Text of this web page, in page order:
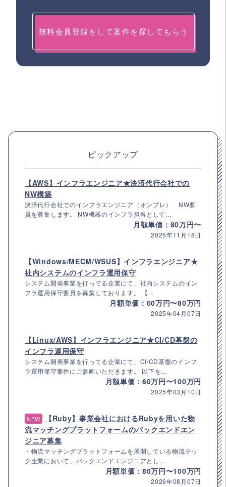
無料会員登録をして案件を探してもらう
ピックアップ
【AWS】インフラエンジニア★決済代行会社での
NW構築
決済代行会社でのインフラエンジニア（オンプレ） NW要
員を募集します。 NW機器のインフラ担当として...
月額単価：80万円〜
2025年11月18日
【Windows/MECM/WSUS】インフラエンジニア★
社内システムのインフラ運用保守
システム開発事業を行ってる企業にて、社内システムのイン
フラ運用保守要員を募集しております。 【...
月額単価：60万円〜80万円
2025年04月07日
【Linux/AWS】インフラエンジニア★CI/CD基盤の
インフラ運用保守
システム開発事業を行ってる企業にて、CI/CD基盤のインフ
ラ運用保守案件にご参画いただきます。 以下を...
月額単価：60万円〜100万円
2025年03月10日
NEW
【Ruby】事業会社におけるRubyを用いた物
流マッチングプラットフォームのバックエンドエン
ジニア募集
・物流マッチングプラットフォームを展開している物流テッ
ク企業において、バックエンドエンジニアとし...
月額単価：80万円〜100万円
2026年08月07日